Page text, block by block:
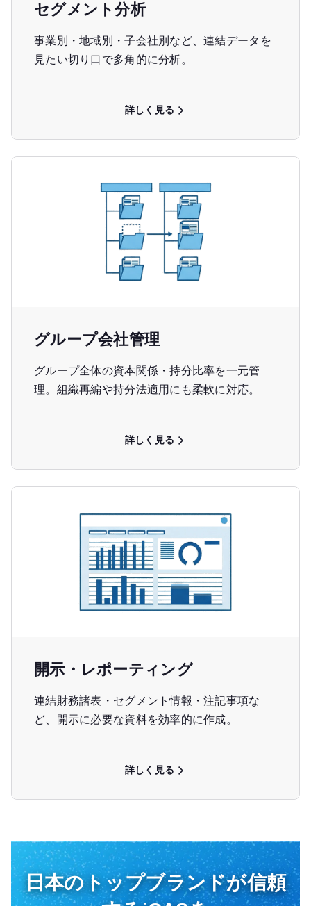
セグメント分析
事業別・地域別・子会社別など、連結データを
見たい切り口で多角的に分析。
詳しく見る
グループ会社管理
グループ全体の資本関係・持分比率を一元管
理。組織再編や持分法適用にも柔軟に対応。
詳しく見る
開示・レポーティング
連結財務諸表・セグメント情報・注記事項な
ど、開示に必要な資料を効率的に作成。
詳しく見る
日本のトップブランドが信頼